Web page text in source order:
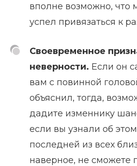
вполне возможно, что
успел привязаться к
Своевременное
неверности. Если он
вам с повинной
объяснил, тогда,
дадите изменнику
если вы узнали об
последней из всех
наверное, не сможете